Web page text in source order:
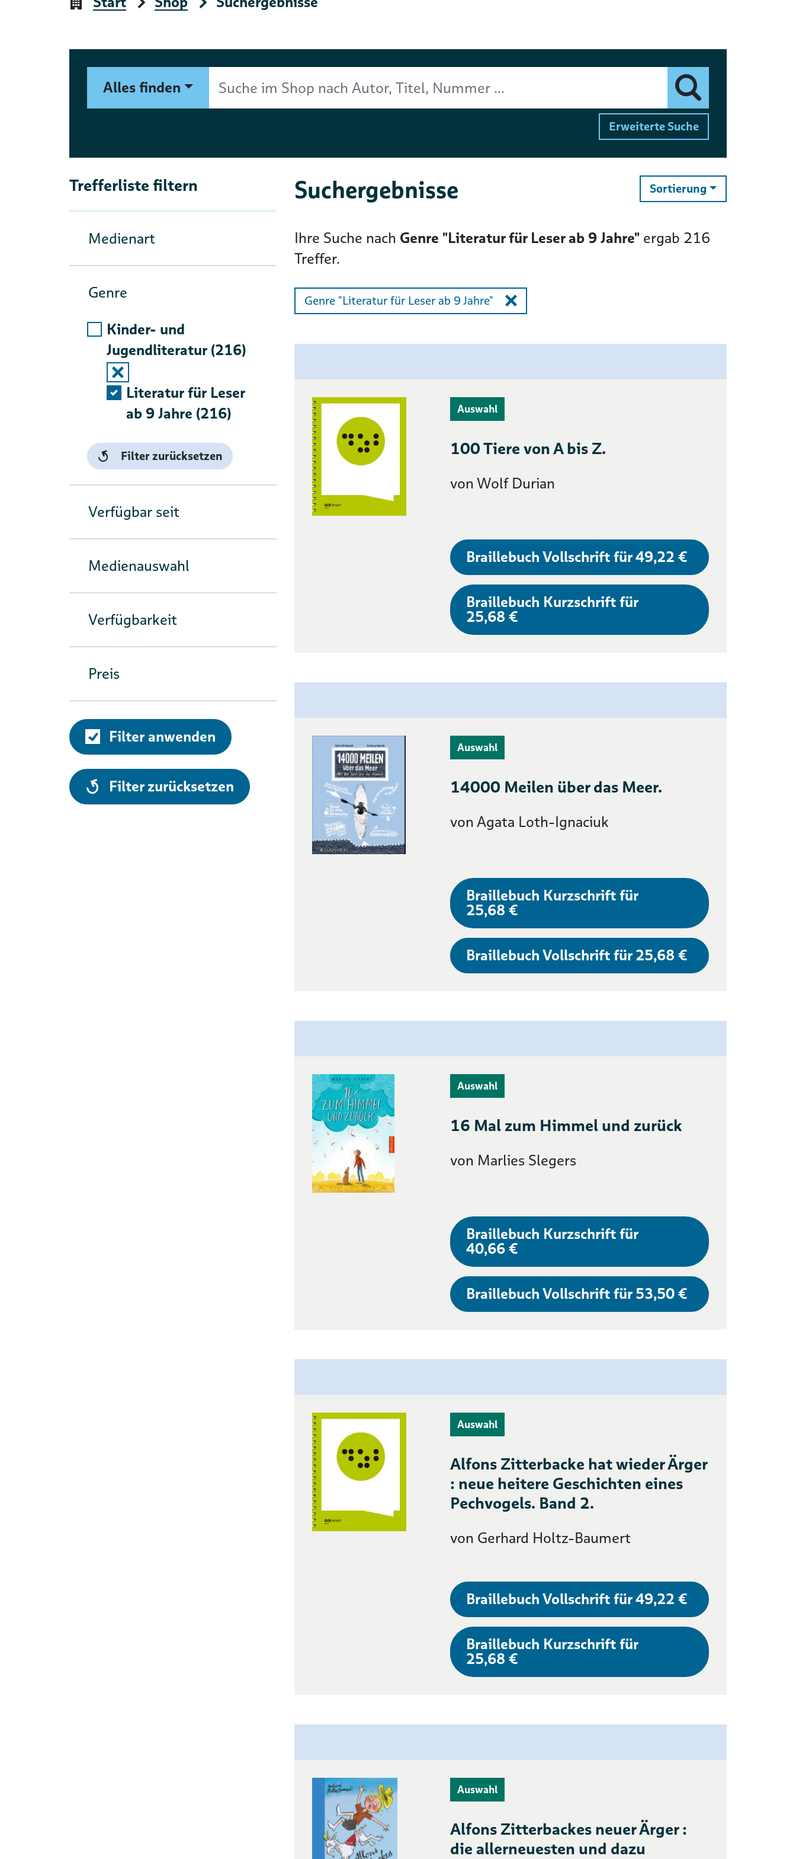
Suchformular
Alles finden
Suche im Shop nach Autor, Titel, Nummer ...
Erweiterte Suche
Trefferliste filtern
Medienart
Genre
Kinder- und
Jugendliteratur (216)
Auswahlliste ausklappen
Literatur für Leser
ab 9 Jahre (216)
Filter zurücksetzen
Verfügbar seit
Medienauswahl
Verfügbarkeit
Preis
Filter anwenden
alle
Filter zurücksetzen
Suchergebnisse Sortierungändern
Ihre Suche nach Genre "Literatur für Leser ab 9 Jahre" ergab 216
Treffer.
Genre "Literatur für Leser ab 9 Jahre"
Auswahl
100 Tiere von A bis Z.
von Wolf Durian
Braillebuch Vollschrift für 49,22 €
Braillebuch Kurzschrift für
25,68 €
Auswahl
14000 Meilen über das Meer.
von Agata Loth-Ignaciuk
Braillebuch Kurzschrift für
25,68 €
Braillebuch Vollschrift für 25,68 €
Auswahl
16 Mal zum Himmel und zurück
von Marlies Slegers
Braillebuch Kurzschrift für
40,66 €
Braillebuch Vollschrift für 53,50 €
Auswahl
Alfons Zitterbacke hat wieder Ärger
: neue heitere Geschichten eines
Pechvogels. Band 2.
von Gerhard Holtz-Baumert
Braillebuch Vollschrift für 49,22 €
Braillebuch Kurzschrift für
25,68 €
Auswahl
Alfons Zitterbackes neuer Ärger :
die allerneuesten und dazu